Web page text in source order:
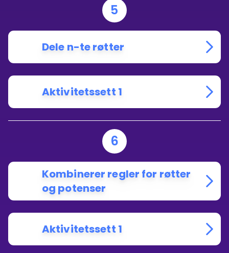
5
Dele n-te røtter
Aktivitetssett 1
6
Kombinerer regler for røtter
og potenser
Aktivitetssett 1